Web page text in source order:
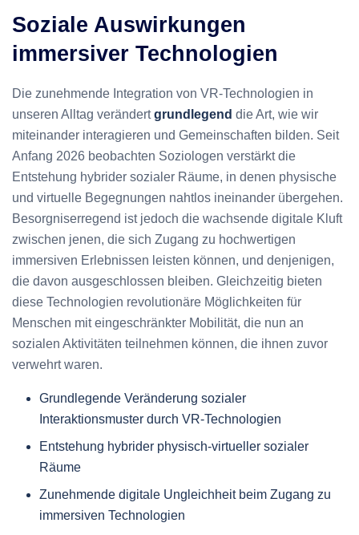
Soziale Auswirkungen
immersiver Technologien
Die zunehmende Integration von VR-Technologien in
unseren Alltag verändertgrundlegend die Art, wie wir
miteinander interagieren und Gemeinschaften bilden. Seit
Anfang 2026 beobachten Soziologen verstärkt die
Entstehung hybrider sozialer Räume, in denen physische
und virtuelle Begegnungen nahtlos ineinander übergehen.
Besorgniserregend ist jedoch die wachsende digitale Kluft
zwischen jenen, die sich Zugang zu hochwertigen
immersiven Erlebnissen leisten können, und denjenigen,
die davon ausgeschlossen bleiben. Gleichzeitig bieten
diese Technologien revolutionäre Möglichkeiten für
Menschen mit eingeschränkter Mobilität, die nun an
sozialen Aktivitäten teilnehmen können, die ihnen zuvor
verwehrt waren.
Grundlegende Veränderung sozialer
Interaktionsmuster durch VR-Technologien
Entstehung hybrider physisch-virtueller sozialer
Räume
Zunehmende digitale Ungleichheit beim Zugang zu
immersiven Technologien